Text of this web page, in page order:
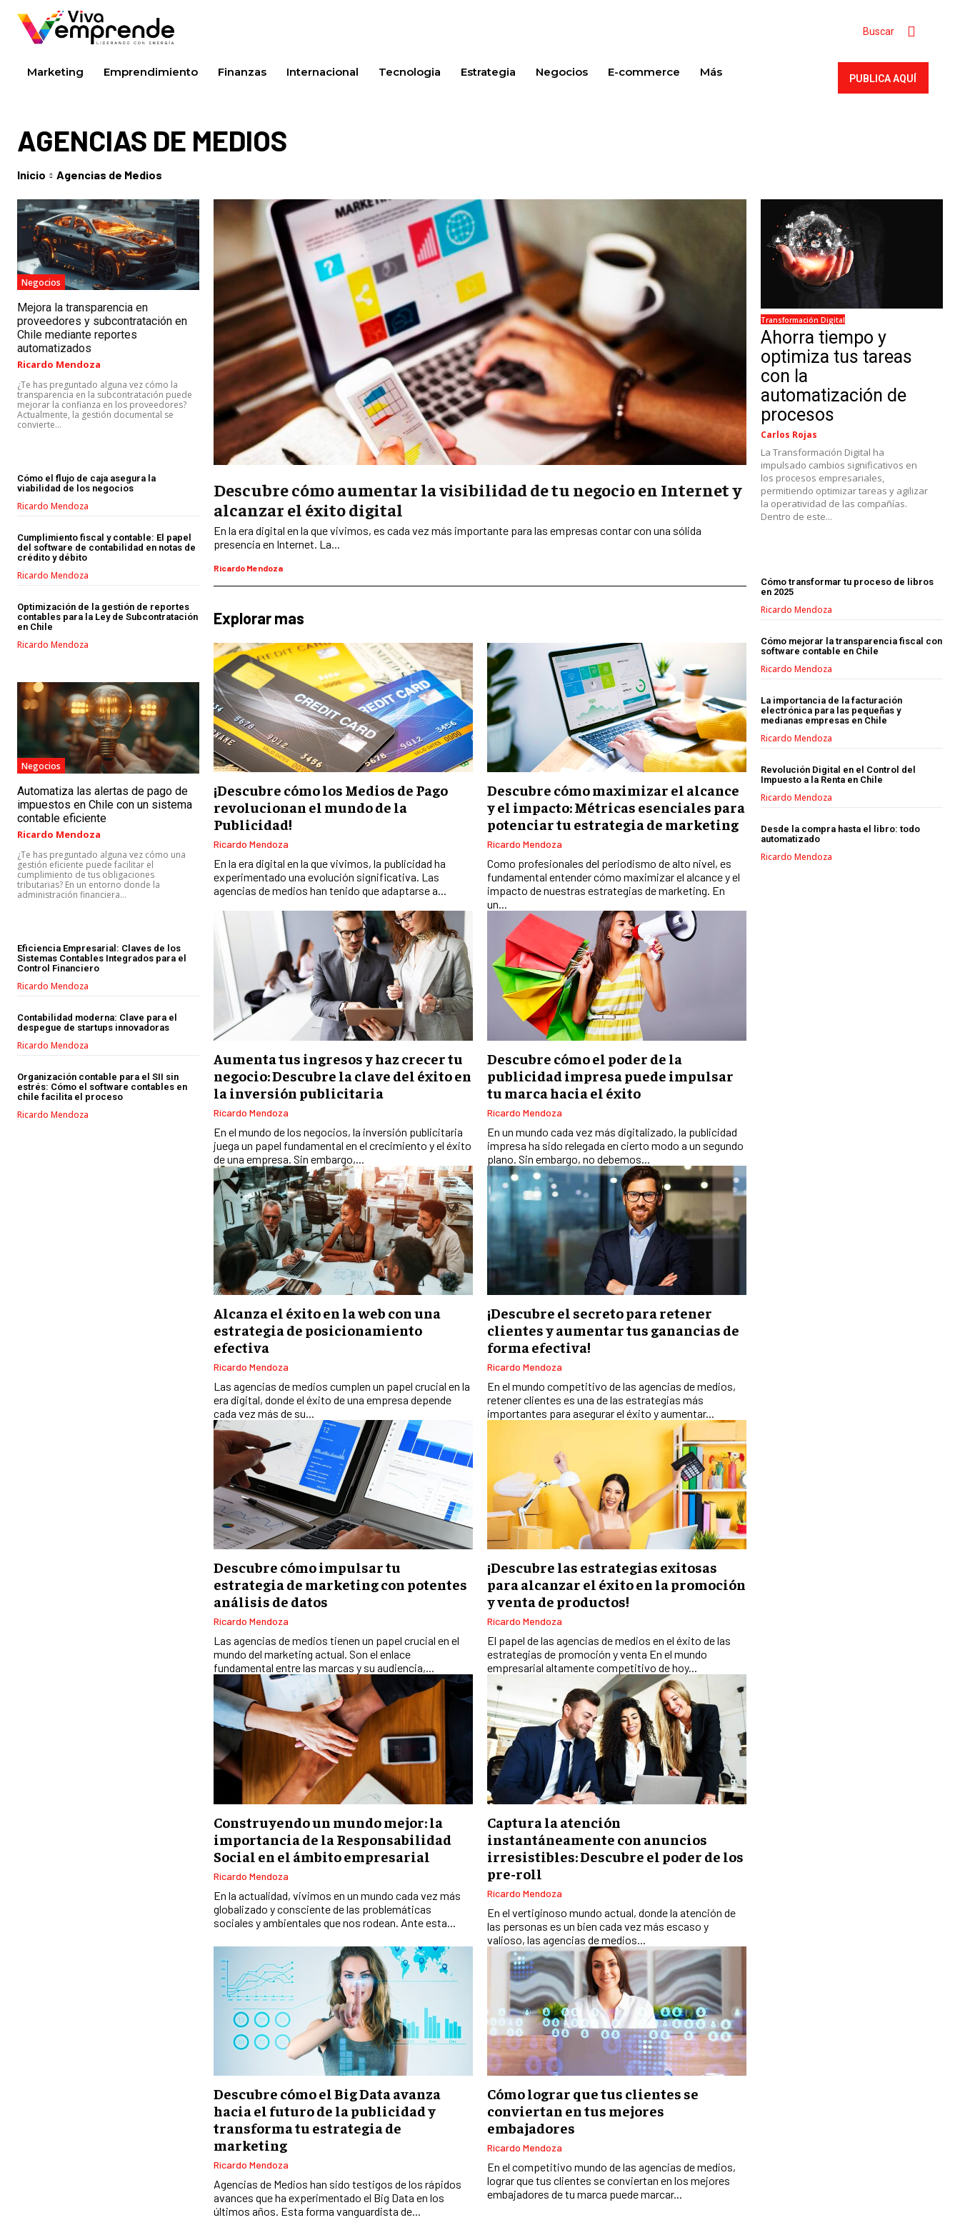
stay ahead of the curve.
Your Profile
LIFESTYLE PUBLIC OPINION
LIFESTYLE
MARKETING
SEO
VENTA DE ENLACES
MARKETING DIGITAL
PUBLICIDAD
VENTAS Y PERSUASIÓN
GESTIÓN DE PRODUCTOS
COMUNICACIÓN CORPORATIVA
GESTIÓN DE MARCA
INVESTIGACIÓN DE MERCADO
ANÁLISIS DE COMPETENCIA
GESTIÓN DE CLIENTES
EMPRENDIMIENTO
INNOVACIÓN EMPRESARIAL
PLANIFICACIÓN EMPRESARIAL
FINANZAS
INVERSIONES Y MERCADOS FINANCIEROS
ECONOMÍA EMPRESARIAL
INTERNACIONAL
IMPORTACIÓN Y EXPORTACIÓN
TECNOLOGIA
TECNOLÓGICA
TRANSFORMACIÓN DIGITAL
ANALÍTICA EMPRESARIAL Y BUSINESS
INTELLIGENCE
CIBERSEGURIDAD EMPRESARIAL
ESTRATEGIA
EMPRESAS FAMILIARES Y SUCESIÓN
NEGOCIACIÓN Y RESOLUCIÓN DE
REGULACIONES
ÉXITO EMPRESARIAL Y CASOS DE
ESTUDIO
GOBIERNO CORPORATIVO
NEGOCIOS
ESTRATEGIAS DE NEGOCIOS
MARKETING B2C
MARKETING DE INFLUENCERS
E-COMMERCE
GESTIÓN DE CRISIS EMPRESARIALES
EMPRESAS Y STARTUPS TECNOLÓGICAS
Buscar
Marketing Emprendimiento Finanzas Internacional Tecnologia Estrategia Negocios E-commerce Más PUBLICA AQUÍ
AGENCIAS DE MEDIOS
Inicio Agencias de Medios
Negocios
Mejora la transparencia en
proveedores y subcontratación en
Chile mediante reportes
automatizados
Ricardo Mendoza
¿Te has preguntado alguna vez cómo la
transparencia en la subcontratación puede
mejorar la confianza en los proveedores?
Actualmente, la gestión documental se
convierte...
Cómo el flujo de caja asegura la
viabilidad de los negocios
Ricardo Mendoza
Cumplimiento fiscal y contable: El papel
del software de contabilidad en notas de
crédito y débito
Ricardo Mendoza
Optimización de la gestión de reportes
contables para la Ley de Subcontratación
en Chile
Ricardo Mendoza
Negocios
Automatiza las alertas de pago de
impuestos en Chile con un sistema
contable eficiente
Ricardo Mendoza
¿Te has preguntado alguna vez cómo una
gestión eficiente puede facilitar el
cumplimiento de tus obligaciones
tributarias? En un entorno donde la
administración financiera...
Eficiencia Empresarial: Claves de los
Sistemas Contables Integrados para el
Control Financiero
Ricardo Mendoza
Contabilidad moderna: Clave para el
despegue de startups innovadoras
Ricardo Mendoza
Organización contable para el SII sin
estrés: Cómo el software contables en
chile facilita el proceso
Ricardo Mendoza
Descubre cómo aumentar la visibilidad de tu negocio en Internet y
alcanzar el éxito digital
En la era digital en la que vivimos, es cada vez más importante para las empresas contar con una sólida
presencia en Internet. La...
Ricardo Mendoza
Explorar mas
¡Descubre cómo los Medios de Pago
revolucionan el mundo de la
Publicidad!
Ricardo Mendoza
En la era digital en la que vivimos, la publicidad ha
experimentado una evolución significativa. Las
agencias de medios han tenido que adaptarse a...
Descubre cómo maximizar el alcance
y el impacto: Métricas esenciales para
potenciar tu estrategia de marketing
Ricardo Mendoza
Como profesionales del periodismo de alto nivel, es
fundamental entender cómo maximizar el alcance y el
impacto de nuestras estrategias de marketing. En
un...
Aumenta tus ingresos y haz crecer tu
negocio: Descubre la clave del éxito en
la inversión publicitaria
Ricardo Mendoza
En el mundo de los negocios, la inversión publicitaria
juega un papel fundamental en el crecimiento y el éxito
de una empresa. Sin embargo,...
Descubre cómo el poder de la
publicidad impresa puede impulsar
tu marca hacia el éxito
Ricardo Mendoza
En un mundo cada vez más digitalizado, la publicidad
impresa ha sido relegada en cierto modo a un segundo
plano. Sin embargo, no debemos...
Alcanza el éxito en la web con una
estrategia de posicionamiento
efectiva
Ricardo Mendoza
Las agencias de medios cumplen un papel crucial en la
era digital, donde el éxito de una empresa depende
cada vez más de su...
¡Descubre el secreto para retener
clientes y aumentar tus ganancias de
forma efectiva!
Ricardo Mendoza
En el mundo competitivo de las agencias de medios,
retener clientes es una de las estrategias más
importantes para asegurar el éxito y aumentar...
Descubre cómo impulsar tu
estrategia de marketing con potentes
análisis de datos
Ricardo Mendoza
Las agencias de medios tienen un papel crucial en el
mundo del marketing actual. Son el enlace
fundamental entre las marcas y su audiencia,...
¡Descubre las estrategias exitosas
para alcanzar el éxito en la promoción
y venta de productos!
Ricardo Mendoza
El papel de las agencias de medios en el éxito de las
estrategias de promoción y venta En el mundo
empresarial altamente competitivo de hoy...
Construyendo un mundo mejor: la
importancia de la Responsabilidad
Social en el ámbito empresarial
Ricardo Mendoza
En la actualidad, vivimos en un mundo cada vez más
globalizado y consciente de las problemáticas
sociales y ambientales que nos rodean. Ante esta...
Captura la atención
instantáneamente con anuncios
irresistibles: Descubre el poder de los
pre-roll
Ricardo Mendoza
En el vertiginoso mundo actual, donde la atención de
las personas es un bien cada vez más escaso y
valioso, las agencias de medios...
Descubre cómo el Big Data avanza
hacia el futuro de la publicidad y
transforma tu estrategia de
marketing
Ricardo Mendoza
Agencias de Medios han sido testigos de los rápidos
avances que ha experimentado el Big Data en los
últimos años. Esta forma vanguardista de...
Cómo lograr que tus clientes se
conviertan en tus mejores
embajadores
Ricardo Mendoza
En el competitivo mundo de las agencias de medios,
lograr que tus clientes se conviertan en los mejores
embajadores de tu marca puede marcar...
Transformación Digital
Ahorra tiempo y
optimiza tus tareas
con la
automatización de
procesos
Carlos Rojas
La Transformación Digital ha
impulsado cambios significativos en
los procesos empresariales,
permitiendo optimizar tareas y agilizar
la operatividad de las compañías.
Dentro de este...
Cómo transformar tu proceso de libros
en 2025
Ricardo Mendoza
Cómo mejorar la transparencia fiscal con
software contable en Chile
Ricardo Mendoza
La importancia de la facturación
electrónica para las pequeñas y
medianas empresas en Chile
Ricardo Mendoza
Revolución Digital en el Control del
Impuesto a la Renta en Chile
Ricardo Mendoza
Desde la compra hasta el libro: todo
automatizado
Ricardo Mendoza